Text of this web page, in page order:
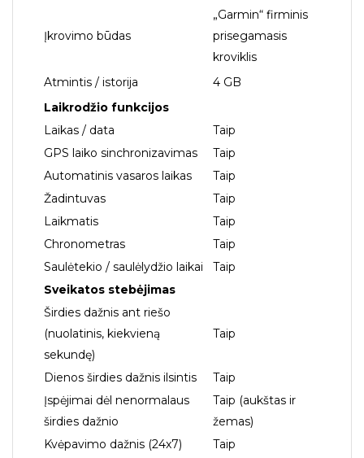
Įkrovimo būdas
„Garmin“ firminis
prisegamasis
kroviklis
Atmintis / istorija
4 GB
Laikrodžio funkcijos
Laikas / data
Taip
GPS laiko sinchronizavimas
Taip
Automatinis vasaros laikas
Taip
Žadintuvas
Taip
Laikmatis
Taip
Chronometras
Taip
Saulėtekio / saulėlydžio laikai
Taip
Sveikatos stebėjimas
Širdies dažnis ant riešo
(nuolatinis, kiekvieną
sekundę)
Taip
Dienos širdies dažnis ilsintis
Taip
Įspėjimai dėl nenormalaus
širdies dažnio
Taip (aukštas ir
žemas)
Kvėpavimo dažnis (24x7)
Taip